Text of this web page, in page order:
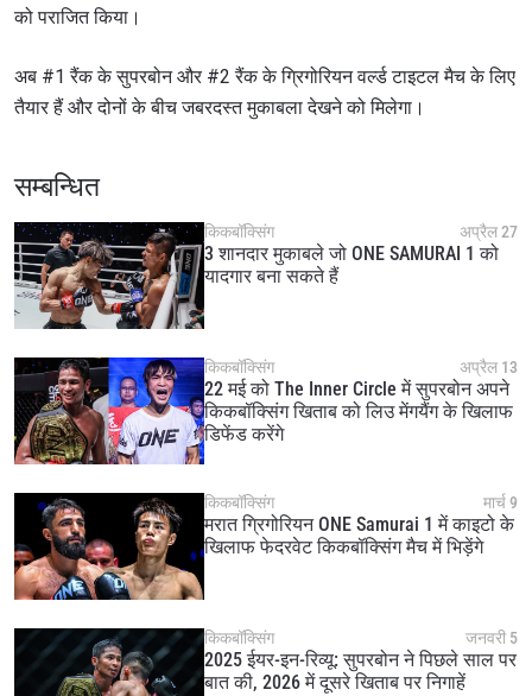
को पराजित किया।
अब #1 रैंक के सुपरबोन और #2 रैंक के ग्रिगोरियन वर्ल्ड टाइटल मैच के लिए
तैयार हैं और दोनों के बीच जबरदस्त मुकाबला देखने को मिलेगा।
सम्बन्धित
किकबॉक्सिंग अप्रैल 27
3 शानदार मुकाबले जो ONE SAMURAI 1 को
यादगार बना सकते हैं
किकबॉक्सिंग अप्रैल 13
22 मई को The Inner Circle में सुपरबोन अपने
किकबॉक्सिंग खिताब को लिउ मेंगयैंग के खिलाफ
डिफेंड करेंगे
किकबॉक्सिंग मार्च 9
मरात ग्रिगोरियन ONE Samurai 1 में काइटो के
खिलाफ फेदरवेट किकबॉक्सिंग मैच में भिड़ेंगे
किकबॉक्सिंग जनवरी 5
2025 ईयर-इन-रिव्यू: सुपरबोन ने पिछले साल पर
बात की, 2026 में दूसरे खिताब पर निगाहें